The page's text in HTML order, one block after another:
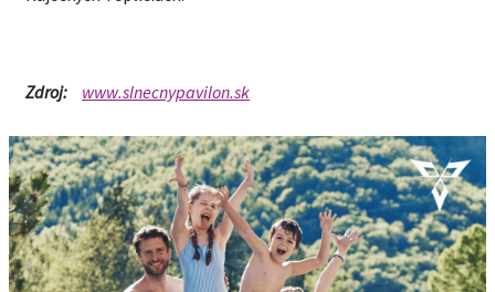
Zdroj: www.slnecnypavilon.sk